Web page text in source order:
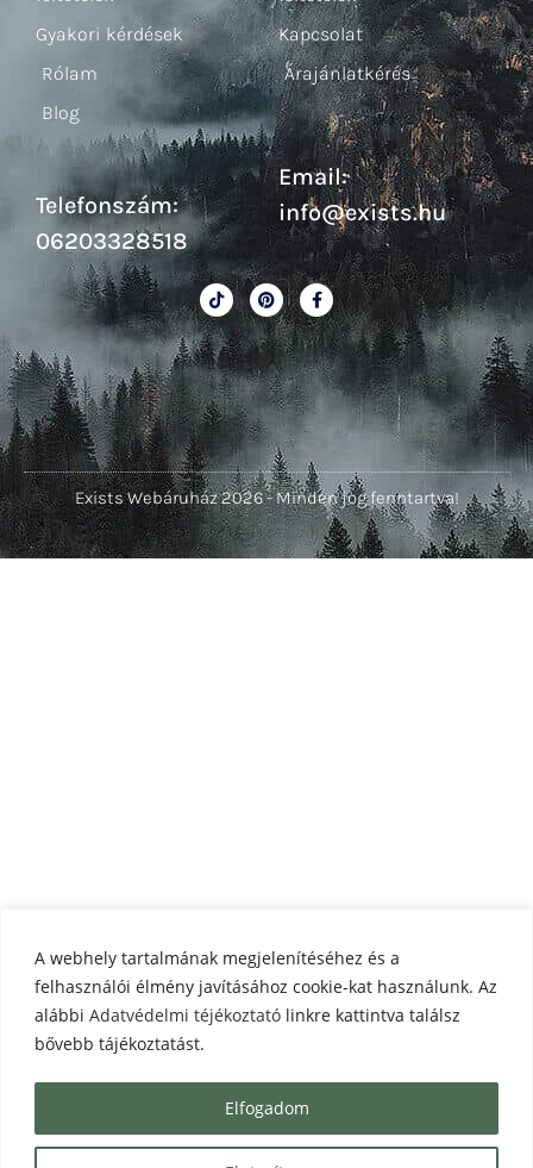
A webhely tartalmának megjelenítéséhez és a
felhasználói élmény javításához cookie-kat használunk. Az
alábbi Adatvédelmi téjékoztató linkre kattintva találsz
bővebb tájékoztatást.
Elfogadom
Gyakori kérdések
Rólam
Blog
Telefonszám:
06203328518
Kapcsolat
Árajánlatkérés
Email:
info@exists.hu
Exists Webáruház 2026 - Minden jog fenntartva!